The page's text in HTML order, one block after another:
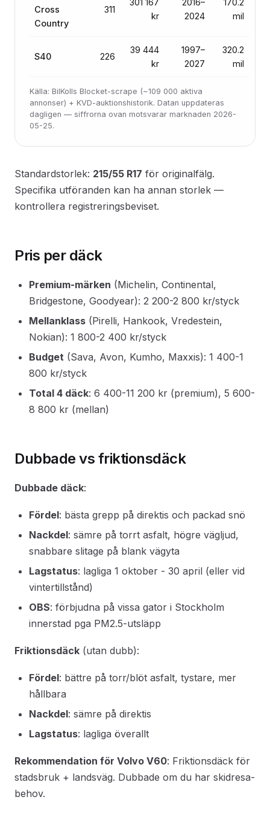
Cross
Country
311
301 167
kr
2016–
2024
170.2
mil
S40 226
39 444
kr
1997–
2027
320.2
mil
Källa: BilKolls Blocket-scrape (~109 000 aktiva
annonser) + KVD-auktionshistorik. Datan uppdateras
dagligen — siffrorna ovan motsvarar marknaden 2026-
05-25.
Standardstorlek: 215/55 R17 för originalfälg.
Specifika utföranden kan ha annan storlek —
kontrollera registreringsbeviset.
Pris per däck
Premium-märken (Michelin, Continental,
Bridgestone, Goodyear): 2 200-2 800 kr/styck
Mellanklass (Pirelli, Hankook, Vredestein,
Nokian): 1 800-2 400 kr/styck
Budget (Sava, Avon, Kumho, Maxxis): 1 400-1
800 kr/styck
Total 4 däck: 6 400-11 200 kr (premium), 5 600-
8 800 kr (mellan)
Dubbade vs friktionsdäck
Dubbade däck:
Fördel: bästa grepp på direktis och packad snö
Nackdel: sämre på torrt asfalt, högre vägljud,
snabbare slitage på blank vägyta
Lagstatus: lagliga 1 oktober - 30 april (eller vid
vintertillstånd)
OBS: förbjudna på vissa gator i Stockholm
innerstad pga PM2.5-utsläpp
Friktionsdäck (utan dubb):
Fördel: bättre på torr/blöt asfalt, tystare, mer
hållbara
Nackdel: sämre på direktis
Lagstatus: lagliga överallt
Rekommendation för Volvo V60: Friktionsdäck för
stadsbruk + landsväg. Dubbade om du har skidresa-
behov.